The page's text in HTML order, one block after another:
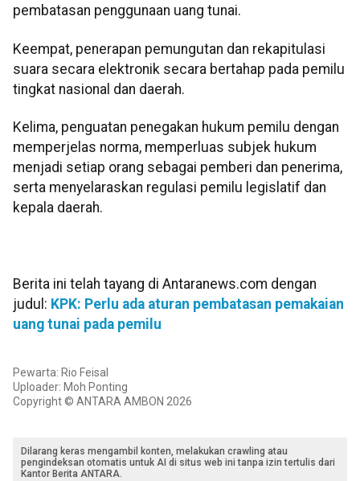
pembatasan penggunaan uang tunai.
Keempat, penerapan pemungutan dan rekapitulasi
suara secara elektronik secara bertahap pada pemilu
tingkat nasional dan daerah.
Kelima, penguatan penegakan hukum pemilu dengan
memperjelas norma, memperluas subjek hukum
menjadi setiap orang sebagai pemberi dan penerima,
serta menyelaraskan regulasi pemilu legislatif dan
kepala daerah.
Berita ini telah tayang di Antaranews.com dengan
judul: KPK: Perlu ada aturan pembatasan pemakaian
uang tunai pada pemilu
Pewarta: Rio Feisal
Uploader: Moh Ponting
Copyright © ANTARA AMBON 2026
Dilarang keras mengambil konten, melakukan crawling atau
pengindeksan otomatis untuk AI di situs web ini tanpa izin tertulis dari
Kantor Berita ANTARA.